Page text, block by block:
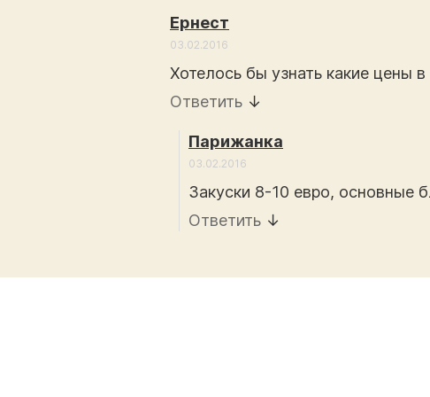
Ернест
03.02.2016
Хотелось бы узнать какие цены
Ответить ↓
Парижанка
03.02.2016
Закуски 8-10 евро, основные
Ответить ↓